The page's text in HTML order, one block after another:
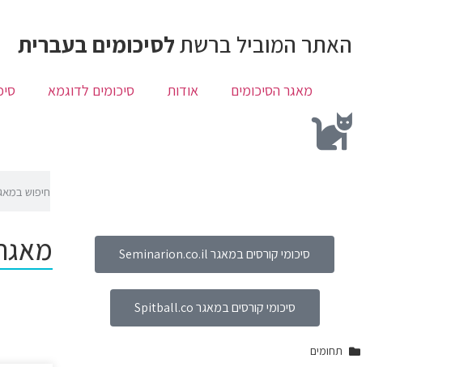
האתר המוביל ברשתלסיכומים בעברית
מאגר הסיכומים אודות סיכומים לדוגמא
סיכומי קורסים במאגר Seminarion.co.il
סיכומי קורסים במאגר Spitball.co
תחומים